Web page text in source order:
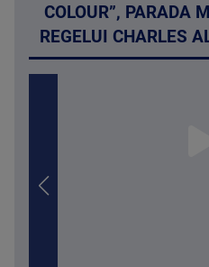
COLOUR”, PARADA
REGELUI CHARLES